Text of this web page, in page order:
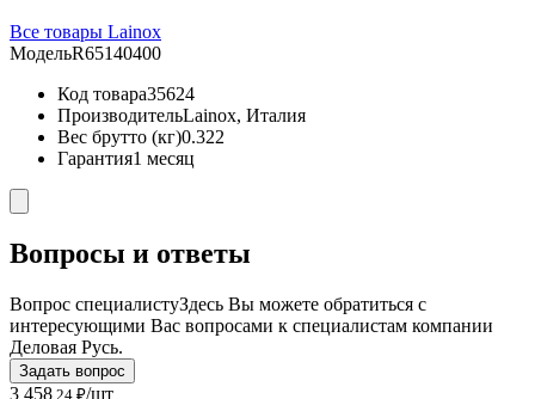
Все товары Lainox
МодельR65140400
Код товара35624
ПроизводительLainox, Италия
Вес брутто (кг)0.322
Гарантия1 месяц
Вопросы и ответы
Вопрос специалистуЗдесь Вы можете обратиться с
интересующими Вас вопросами к специалистам компании
Деловая Русь.
Задать вопрос
3 458 ,24 ₽/шт